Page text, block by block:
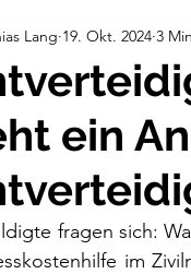
Verfahren & Rechte
ein
Lang 19. Okt. 2024 3
fragen sich:
im